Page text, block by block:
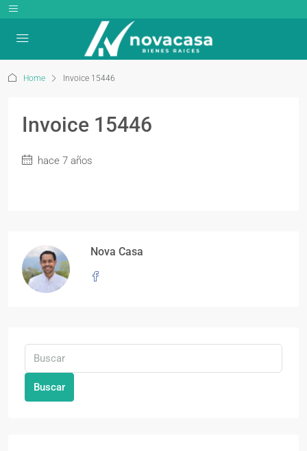
Home Invoice 15446
Invoice 15446
hace 7 años
Nova Casa
Buscar